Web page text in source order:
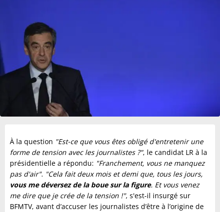
À la question "Est-ce que vous êtes obligé d'entretenir une
forme de tension avec les journalistes ?", le candidat LR à la
présidentielle a répondu: "Franchement, vous ne manquez
pas d'air". "Cela fait deux mois et demi que, tous les jours,
vous me déversez de la boue sur la figure. Et vous venez
me dire que je crée de la tension !", s'est-il insurgé sur
BFMTV, avant d’accuser les journalistes d’être à l’origine de